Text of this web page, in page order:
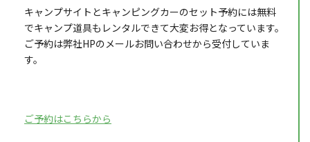
キャンプサイトとキャンピングカーのセット予約には無料
でキャンプ道具もレンタルできて大変お得となっています。
ご予約は弊社HPのメールお問い合わせから受付していま
す。
ご予約はこちらから